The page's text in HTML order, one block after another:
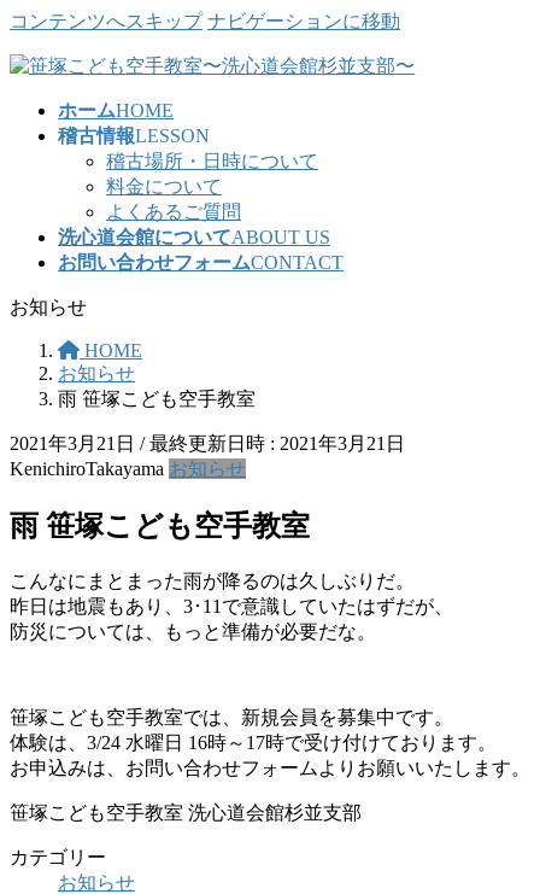
コンテンツへスキップ ナビゲーションに移動
ホームHOME
稽古情報LESSON
稽古場所・日時について
料金について
よくあるご質問
洗心道会館についてABOUT US
お問い合わせフォームCONTACT
お知らせ
HOME
お知らせ
雨 笹塚こども空手教室
2021年3月21日 / 最終更新日時 : 2021年3月21日
KenichiroTakayama お知らせ
雨 笹塚こども空手教室
こんなにまとまった雨が降るのは久しぶりだ。
昨日は地震もあり、3･11で意識していたはずだが、
防災については、もっと準備が必要だな。
笹塚こども空手教室では、新規会員を募集中です。
体験は、3/24 水曜日 16時～17時で受け付けております。
お申込みは、お問い合わせフォームよりお願いいたします。
笹塚こども空手教室 洗心道会館杉並支部
カテゴリー
お知らせ